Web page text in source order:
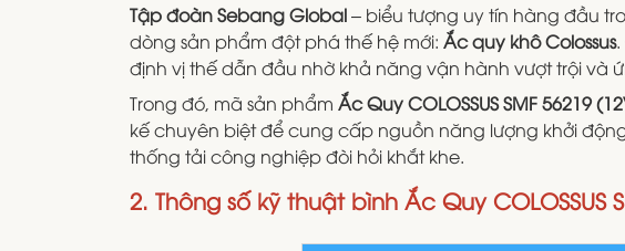
Tập đoàn Sebang Global– biểu tượng uy tín hàng đầu
dòng sản phẩm đột phá thế hệ mới: Ắc quy khô Colossus
định vị thế dẫn đầu nhờ khả năng vận hành vượt trội và
Trong đó, mã sản phẩm Ắc Quy COLOSSUS SMF 56219
kế chuyên biệt để cung cấp nguồn năng lượng khởi
thống tải công nghiệp đòi hỏi khắt khe.
2. Thông số kỹ thuật bình Ắc Quy COLOSSUS